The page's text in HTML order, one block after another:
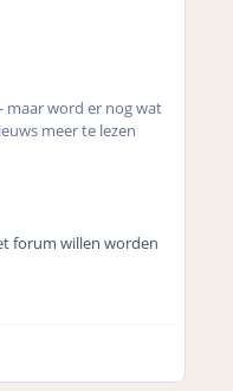
maar word er nog wat
meer te lezen
forum willen worden